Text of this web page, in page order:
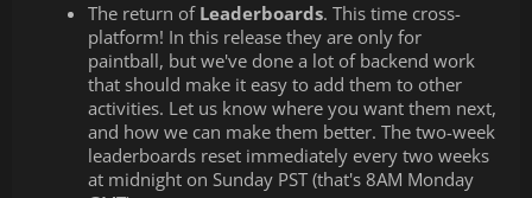
The return of Leaderboards. This time cross-
platform! In this release they are only for
paintball, but we've done a lot of backend work
that should make it easy to add them to other
activities. Let us know where you want them next,
and how we can make them better. The two-week
leaderboards reset immediately every two weeks
at midnight on Sunday PST (that's 8AM Monday